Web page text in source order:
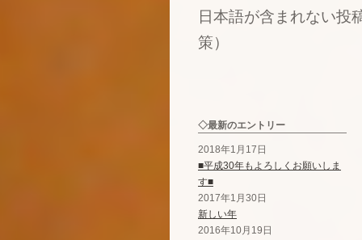
日本語が含まれない投
策）
◇最新のエントリー
2018年1月17日
■平成30年もよろしくお願いしま
す■
2017年1月30日
新しい年
2016年10月19日